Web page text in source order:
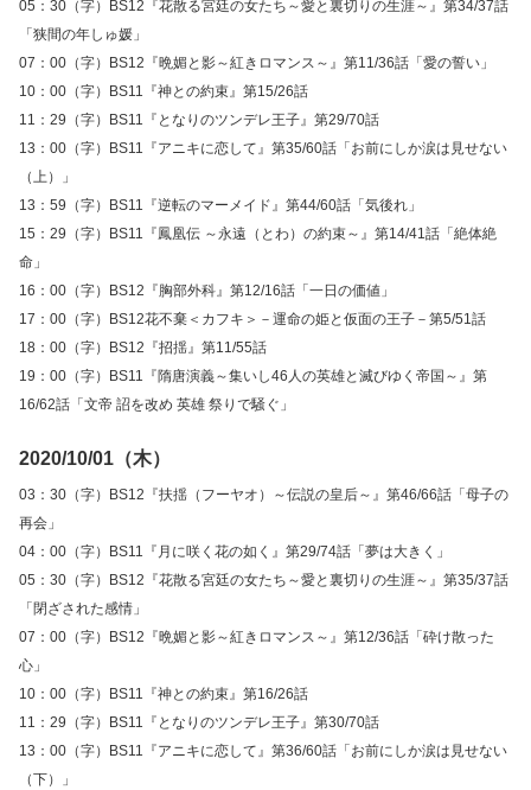
05：30（字）BS12『花散る宮廷の女たち～愛と裏切りの生涯～』第34/37話
「狭間の年しゅ媛」
07：00（字）BS12『晩媚と影～紅きロマンス～』第11/36話「愛の誓い」
10：00（字）BS11『神との約束』第15/26話
11：29（字）BS11『となりのツンデレ王子』第29/70話
13：00（字）BS11『アニキに恋して』第35/60話「お前にしか涙は見せない
（上）」
13：59（字）BS11『逆転のマーメイド』第44/60話「気後れ」
15：29（字）BS11『鳳凰伝 ～永遠（とわ）の約束～』第14/41話「絶体絶
命」
16：00（字）BS12『胸部外科』第12/16話「一日の価値」
17：00（字）BS12花不棄＜カフキ＞－運命の姫と仮面の王子－第5/51話
18：00（字）BS12『招揺』第11/55話
19：00（字）BS11『隋唐演義～集いし46人の英雄と滅びゆく帝国～』第
16/62話「文帝 詔を改め 英雄 祭りで騒ぐ」
2020/10/01（木）
03：30（字）BS12『扶揺（フーヤオ）～伝説の皇后～』第46/66話「母子の
再会」
04：00（字）BS11『月に咲く花の如く』第29/74話「夢は大きく」
05：30（字）BS12『花散る宮廷の女たち～愛と裏切りの生涯～』第35/37話
「閉ざされた感情」
07：00（字）BS12『晩媚と影～紅きロマンス～』第12/36話「砕け散った
心」
10：00（字）BS11『神との約束』第16/26話
11：29（字）BS11『となりのツンデレ王子』第30/70話
13：00（字）BS11『アニキに恋して』第36/60話「お前にしか涙は見せない
（下）」